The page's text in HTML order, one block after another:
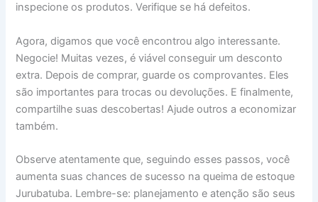
inspecione os produtos. Verifique se há defeitos.
Agora, digamos que você encontrou algo interessante.
Negocie! Muitas vezes, é viável conseguir um desconto
extra. Depois de comprar, guarde os comprovantes. Eles
são importantes para trocas ou devoluções. E finalmente,
compartilhe suas descobertas! Ajude outros a economizar
também.
Observe atentamente que, seguindo esses passos, você
aumenta suas chances de sucesso na queima de estoque
Jurubatuba. Lembre-se: planejamento e atenção são seus